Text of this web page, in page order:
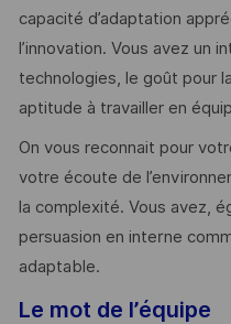
capacité d’adaptation
l’innovation. Vous avez un
technologies, le goût pour
aptitude à travailler en
On vous reconnait pour
votre écoute de
la complexité. Vous avez,
persuasion en interne
adaptable.
Le mot de l’équipe